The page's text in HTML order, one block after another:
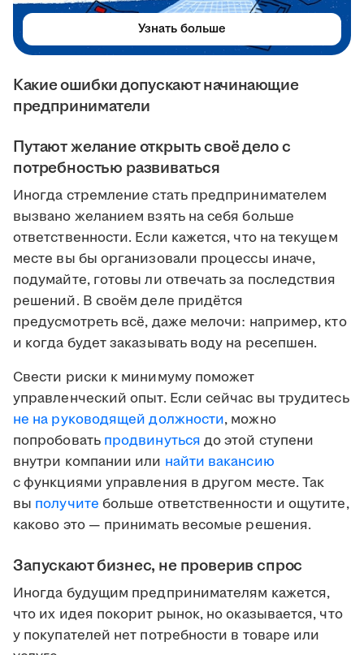
Какие ошибки допускают начинающие
предприниматели
Путают желание открыть своё дело с
потребностью развиваться
Иногда стремление стать предпринимателем
вызвано желанием взять на себя больше
ответственности. Если кажется, что на текущем
месте вы бы организовали процессы иначе,
подумайте, готовы ли отвечать за последствия
решений. В своём деле придётся
предусмотреть всё, даже мелочи: например, кто
и когда будет заказывать воду на ресепшен.
Свести риски к минимуму поможет
управленческий опыт. Если сейчас вы трудитесь
не на руководящей должности, можно
попробовать продвинуться до этой ступени
внутри компании или найти вакансию
с функциями управления в другом месте. Так
вы получите больше ответственности и ощутите,
каково это — принимать весомые решения.
Запускают бизнес, не проверив спрос
Иногда будущим предпринимателям кажется,
что их идея покорит рынок, но оказывается, что
у покупателей нет потребности в товаре или
Узнать больше